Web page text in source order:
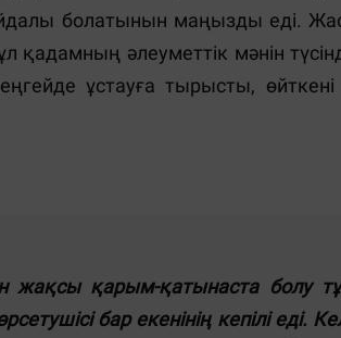
болатынын маңызды еді.
қадамның әлеуметтік мәнін
ұстауға тырысты, өйткені
жақсы қарым-қатынаста болу
бар екенінің кепілі еді.